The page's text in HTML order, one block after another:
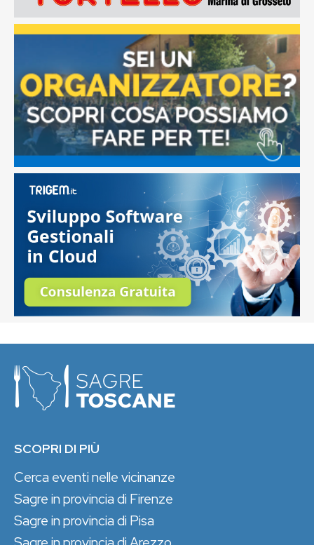
SCOPRI DI PIÙ
Cerca eventi nelle vicinanze
Sagre in provincia di Firenze
Sagre in provincia di Pisa